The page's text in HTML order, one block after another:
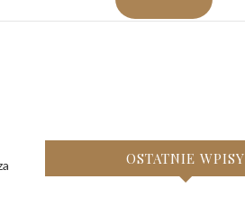
OSTATNIE WPISY